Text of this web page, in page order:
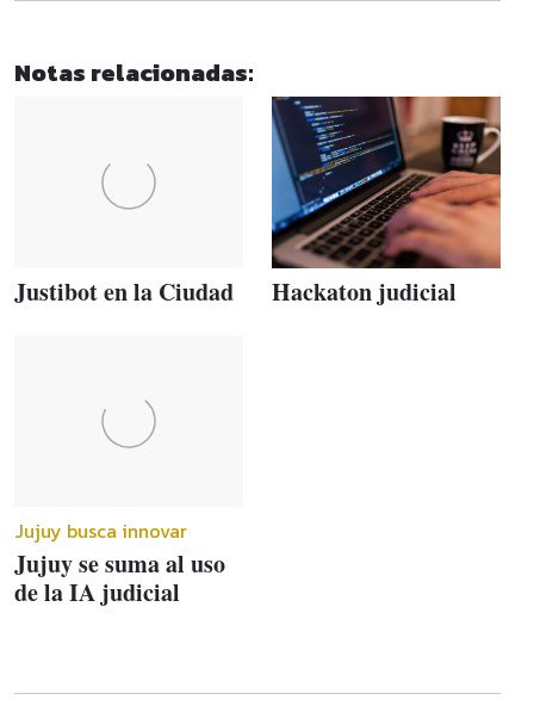
Notas relacionadas:
Justibot en la Ciudad Hackaton judicial
Jujuy busca innovar
Jujuy se suma al uso
de la IA judicial